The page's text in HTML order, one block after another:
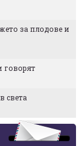
за плодове и
говорят
света